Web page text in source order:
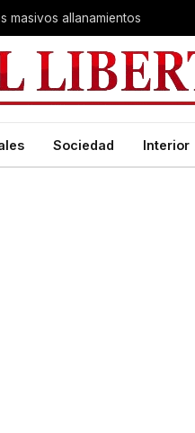
masivos allanamientos
Sociedad Interior